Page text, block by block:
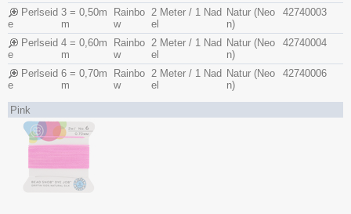
Perlseid
e
3 = 0,50m
m
Rainbo
w
2 Meter / 1 Nad
el
Natur (Neo
n)
42740003
Perlseid
e
4 = 0,60m
m
Rainbo
w
2 Meter / 1 Nad
el
Natur (Neo
n)
42740004
Perlseid
e
6 = 0,70m
m
Rainbo
w
2 Meter / 1 Nad
el
Natur (Neo
n)
42740006
Pink